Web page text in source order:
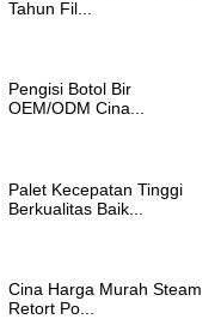
Tahun Fil...
Pengisi Botol Bir
OEM/ODM Cina...
Palet Kecepatan Tinggi
Berkualitas Baik...
Cina Harga Murah Steam
Retort Po...